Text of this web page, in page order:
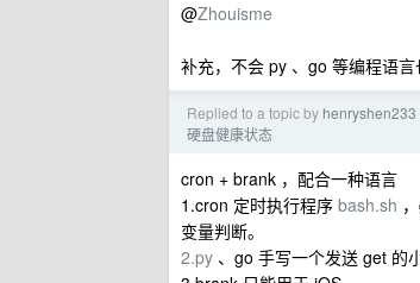
@Zhouisme
补充，不会 py 、go 等编程语
Replied to a topic by henryshen233
硬盘健康状态
cron + brank ，配合一种语言
1.cron 定时执行程序 bash.sh
变量判断。
2.py 、go 手写一个发送 get 的